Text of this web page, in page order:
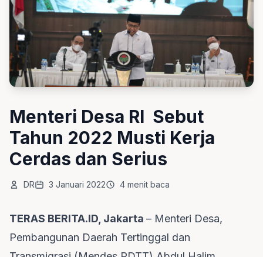
Menteri Desa RI Sebut
Tahun 2022 Musti Kerja
Cerdas dan Serius
DR 3 Januari 2022 4 menit baca
TERAS BERITA.ID, Jakarta – Menteri Desa,
Pembangunan Daerah Tertinggal dan